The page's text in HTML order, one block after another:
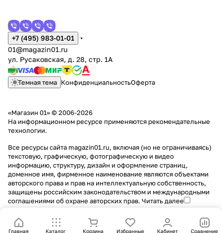
Главная Каталог Корзина Избранные Кабинет Сравнение
+7 (495) 983-01-01
01@magazin01.ru
ул. Русаковская, д. 28, стр. 1А
Темная тема КонфиденциальностьОферта
«Магазин 01» © 2006-2026
На информационном ресурсе применяются рекомендательные
технологии.
Все ресурсы сайта magazin01.ru, включая (но не ограничиваясь)
текстовую, графическую, фотографическую и видео
информацию, структуру, дизайн и оформление страниц,
доменное имя, фирменное наименование являются объектами
авторского права и прав на интеллектуальную собственность,
защищены российским законодательством и международными
соглашениями об охране авторских прав. Читать далее